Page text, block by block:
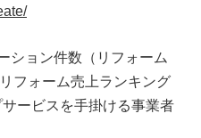
ション件数（リフォーム
フォーム売上ランキング
ービスを手掛ける事業者